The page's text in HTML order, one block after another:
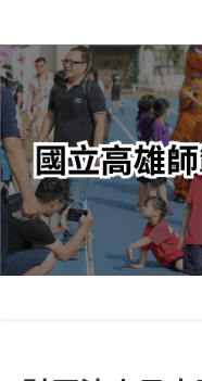
轉
至
主
內
容